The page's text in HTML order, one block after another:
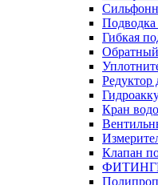
Подводка
Гибкая
Редуктор
Кран
Клапан
ФИТИНГИ